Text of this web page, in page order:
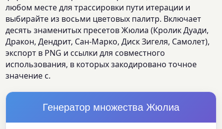
любом месте для трассировки пути итерации и
выбирайте из восьми цветовых палитр. Включает
десять знаменитых пресетов Жюлиа (Кролик Дуади,
Дракон, Дендрит, Сан-Марко, Диск Зигеля, Самолет),
экспорт в PNG и ссылки для совместного
использования, в которых закодировано точное
значение c.
Генератор множества Жюлиа